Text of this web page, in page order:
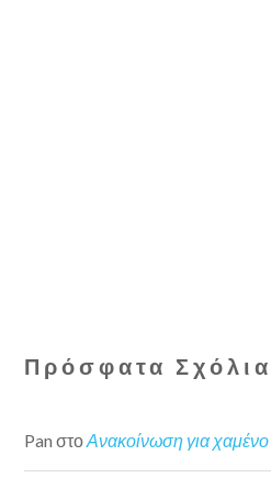
Πρόσφατα Σχόλια
Pan στοΑνακοίνωση για